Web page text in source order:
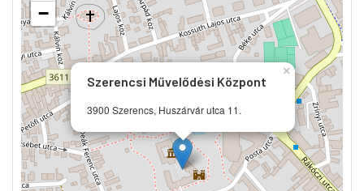
Szerencsi Művelődési Központ
3900 Szerencs, Huszárvár utca 11.
×
−